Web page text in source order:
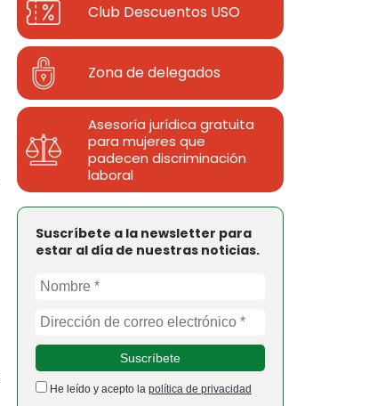
Club Descuentos USO
Zona de delegados
Asesoría jurídica gratuita
para mujeres que
padecen discriminación
laboral
Suscríbete a la newsletter para
estar al día de nuestras noticias.
He leído y acepto la política de privacidad